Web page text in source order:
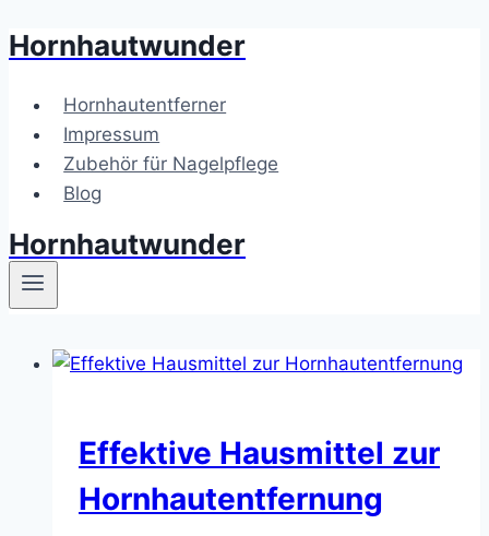
Zum
springen
Hornhautwunder
Hornhautentferner
Impressum
Zubehör für Nagelpflege
Blog
Hornhautwunder
Effektive Hausmittel zur
Hornhautentfernung